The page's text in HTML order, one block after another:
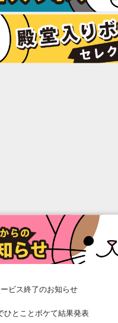
ビス終了のお知らせ
ひとことボケて結果発表